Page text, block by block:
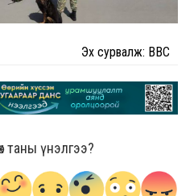
Эх сурвалж: BBC
таны үнэлгээ?